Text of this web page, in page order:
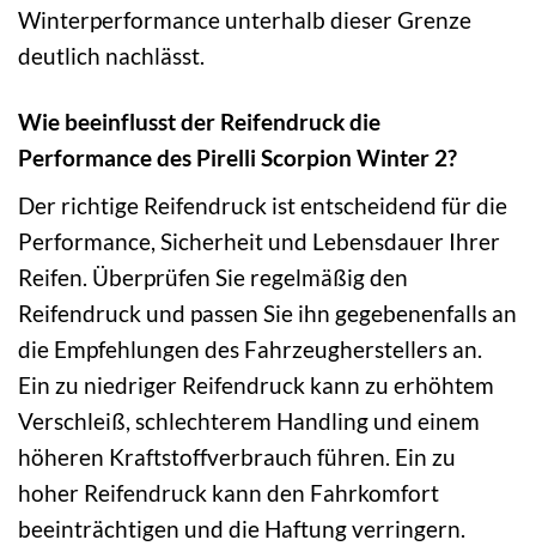
Winterperformance unterhalb dieser Grenze
deutlich nachlässt.
Wie beeinflusst der Reifendruck die
Performance des Pirelli Scorpion Winter 2?
Der richtige Reifendruck ist entscheidend für die
Performance, Sicherheit und Lebensdauer Ihrer
Reifen. Überprüfen Sie regelmäßig den
Reifendruck und passen Sie ihn gegebenenfalls an
die Empfehlungen des Fahrzeugherstellers an.
Ein zu niedriger Reifendruck kann zu erhöhtem
Verschleiß, schlechterem Handling und einem
höheren Kraftstoffverbrauch führen. Ein zu
hoher Reifendruck kann den Fahrkomfort
beeinträchtigen und die Haftung verringern.